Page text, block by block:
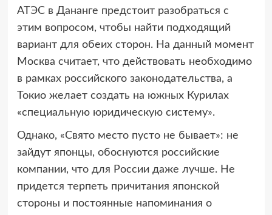
АТЭС в Дананге предстоит разобраться с
этим вопросом, чтобы найти подходящий
вариант для обеих сторон. На данный момент
Москва считает, что действовать необходимо
в рамках российского законодательства, а
Токио желает создать на южных Курилах
«специальную юридическую систему».
Однако, «Свято место пусто не бывает»: не
зайдут японцы, обоснуются российские
компании, что для России даже лучше. Не
придется терпеть причитания японской
стороны и постоянные напоминания о